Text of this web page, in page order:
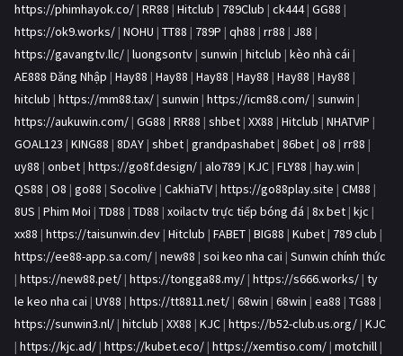
https://phimhayok.co/ | RR88 | Hitclub | 789Club | ck444| GG88 |
https://ok9.works/ | NOHU | TT88 | 789P | qh88 | rr88 | J88 |
https://gavangtv.llc/ | luongsontv | sunwin | hitclub | kèo nhà cái |
AE888 Đăng Nhập | Hay88 | Hay88 | Hay88 | Hay88 | Hay88 | Hay88 |
hitclub | https://mm88.tax/ | sunwin | https://icm88.com/ | sunwin |
https://aukuwin.com/ | GG88 | RR88 | shbet | XX88 | Hitclub | NHATVIP |
GOAL123 | KING88 | 8DAY | shbet | grandpashabet | 86bet | o8 | rr88 |
uy88 | onbet | https://go8f.design/ | alo789 | KJC | FLY88 | hay.win |
QS88 | O8 | go88 | Socolive | CakhiaTV | https://go88play.site | CM88 |
8US | Phim Moi | TD88 | TD88 | xoilactv trực tiếp bóng đá | 8x bet | kjc |
xx88 | https://taisunwin.dev | Hitclub | FABET | BIG88 | Kubet | 789 club |
https://ee88-app.sa.com/ | new88 | soi keo nha cai | Sunwin chính thức
| https://new88.pet/ | https://tongga88.my/ | https://s666.works/ | ty
le keo nha cai | UY88 | https://tt8811.net/ | 68win | 68win | ea88 | TG88 |
https://sunwin3.nl/ | hitclub | XX88 | KJC | https://b52-club.us.org/ | KJC
| https://kjc.ad/ | https://kubet.eco/ | https://xemtiso.com/ | motchill |